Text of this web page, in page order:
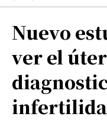
Nuevo
ver el